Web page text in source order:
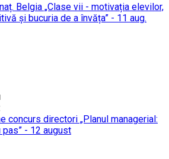
Belgia „Clase vii - motivația elevilor,
și bucuria de a învăța” - 11 aug.
concurs directori „Planul managerial:
- 12 august